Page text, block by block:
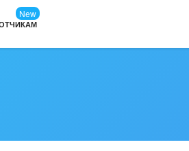
New